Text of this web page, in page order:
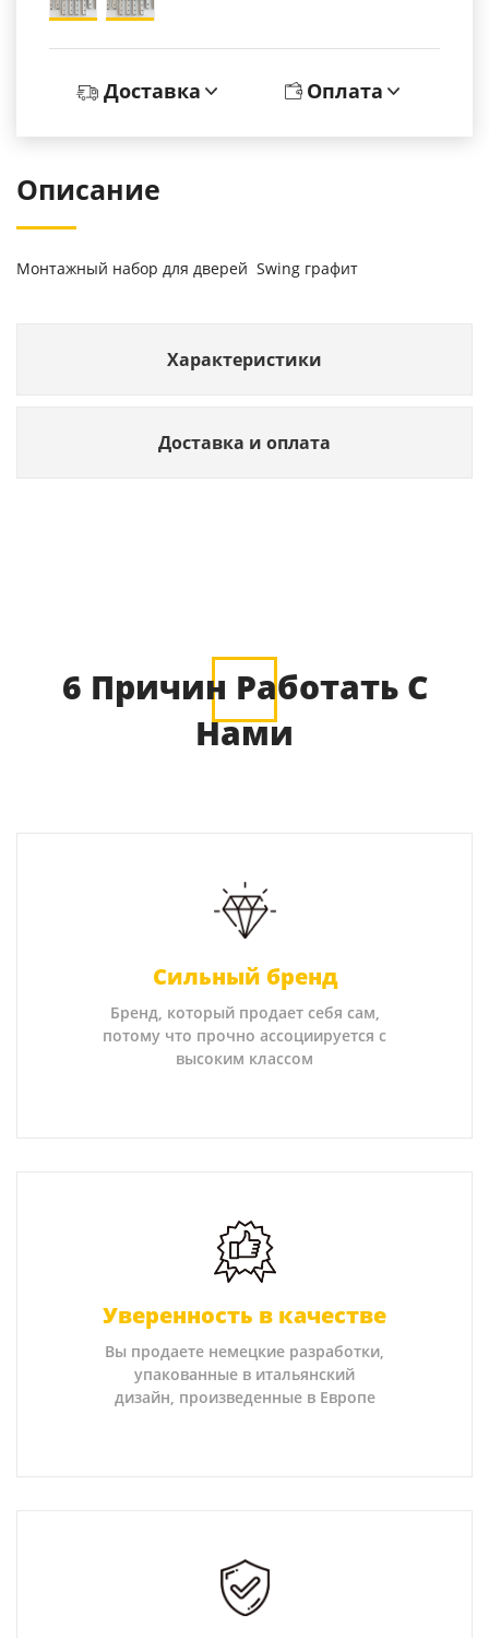
Доставка Оплата
Описание
Монтажный набор для дверей Swing графит
Характеристики
Доставка и оплата
6 Причин Работать С
Нами
Сильный бренд
Бренд, который продает себя сам,
потому что прочно ассоциируется с
высоким классом
Уверенность в качестве
Вы продаете немецкие разработки,
упакованные в итальянский
дизайн, произведенные в Европе